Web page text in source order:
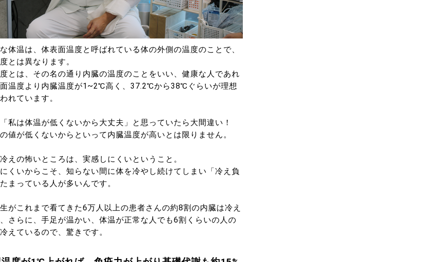
体温は、体表面温度と呼ばれている体の外側の温度のことで、
とは異なります。
とは、その名の通り内臓の温度のことをいい、健康な人であれ
温度より内臓温度が1~2℃高く、37.2℃から38℃ぐらいが理想
れています。
私は体温が低くないから大丈夫」と思っていたら大間違い！
値が低くないからといって内臓温度が高いとは限りません。
えの怖いところは、実感しにくいということ。
くいからこそ、知らない間に体を冷やし続けてしまい「冷え負
まっている人が多いんです。
がこれまで看てきた6万人以上の患者さんの約8割の内臓は冷え
さらに、手足が温かい、体温が正常な人でも6割くらいの人の
えているので、驚きです。